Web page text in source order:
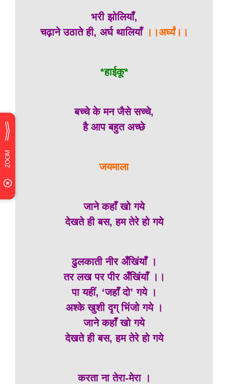
भरी झोलियाँ,
चढ़ाने उठाते ही, अर्घ थालियाँ ।।अर्घ्यं।।
*हाईकू*
बच्चे के मन जैसे सच्चे,
है आप बहुत अच्छे
जयमाला
जाने कहाँ खो गये
देखते ही बस, हम तेरे हो गये
ढुलकाती नीर अँखिंयाँ ।
तर लख पर पीर अँखिंयाँ ।।
पा यहीं, ‘जहाँ दो’ गये ।
अश्के खुशी दृग् भिंजो गये ।
जाने कहाँ खो गये
देखते ही बस, हम तेरे हो गये
करता ना तेरा-मेरा ।